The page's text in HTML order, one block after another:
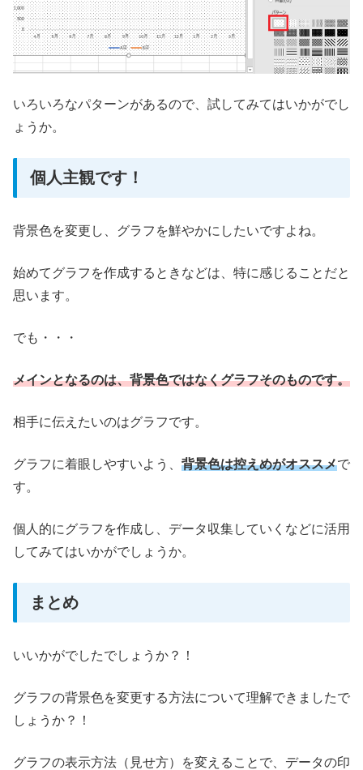
いろいろなパターンがあるので、試してみてはいかがでし
ょうか。
個人主観です！
背景色を変更し、グラフを鮮やかにしたいですよね。
始めてグラフを作成するときなどは、特に感じることだと
思います。
でも・・・
メインとなるのは、背景色ではなくグラフそのものです。
相手に伝えたいのはグラフです。
グラフに着眼しやすいよう、 背景色は控えめがオススメで
す。
個人的にグラフを作成し、データ収集していくなどに活用
してみてはいかがでしょうか。
まとめ
いいかがでしたでしょうか？！
グラフの背景色を変更する方法について理解できましたで
しょうか？！
グラフの表示方法（見せ方）を変えることで、データの印